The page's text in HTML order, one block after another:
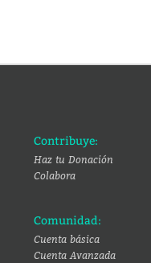
Contribuye:
Haz tu Donación
Colabora
Comunidad:
Cuenta básica
Cuenta Avanzada